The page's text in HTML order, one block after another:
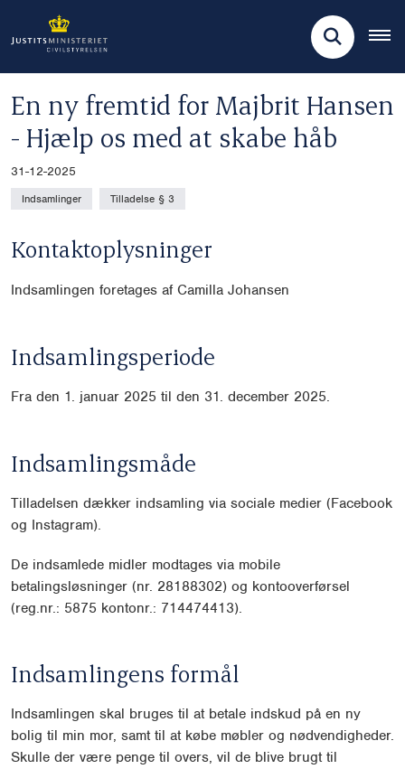
En ny fremtid for Majbrit Hansen
- Hjælp os med at skabe håb
31-12-2025
Indsamlinger Tilladelse § 3
Kontaktoplysninger
Indsamlingen foretages af Camilla Johansen
Indsamlingsperiode
Fra den 1. januar 2025 til den 31. december 2025.
Indsamlingsmåde
Tilladelsen dækker indsamling via sociale medier (Facebook
og Instagram).
De indsamlede midler modtages via mobile
betalingsløsninger (nr. 28188302) og kontooverførsel
(reg.nr.: 5875 kontonr.: 714474413).
Indsamlingens formål
Indsamlingen skal bruges til at betale indskud på en ny
bolig til min mor, samt til at købe møbler og nødvendigheder.
Skulle der være penge til overs, vil de blive brugt til